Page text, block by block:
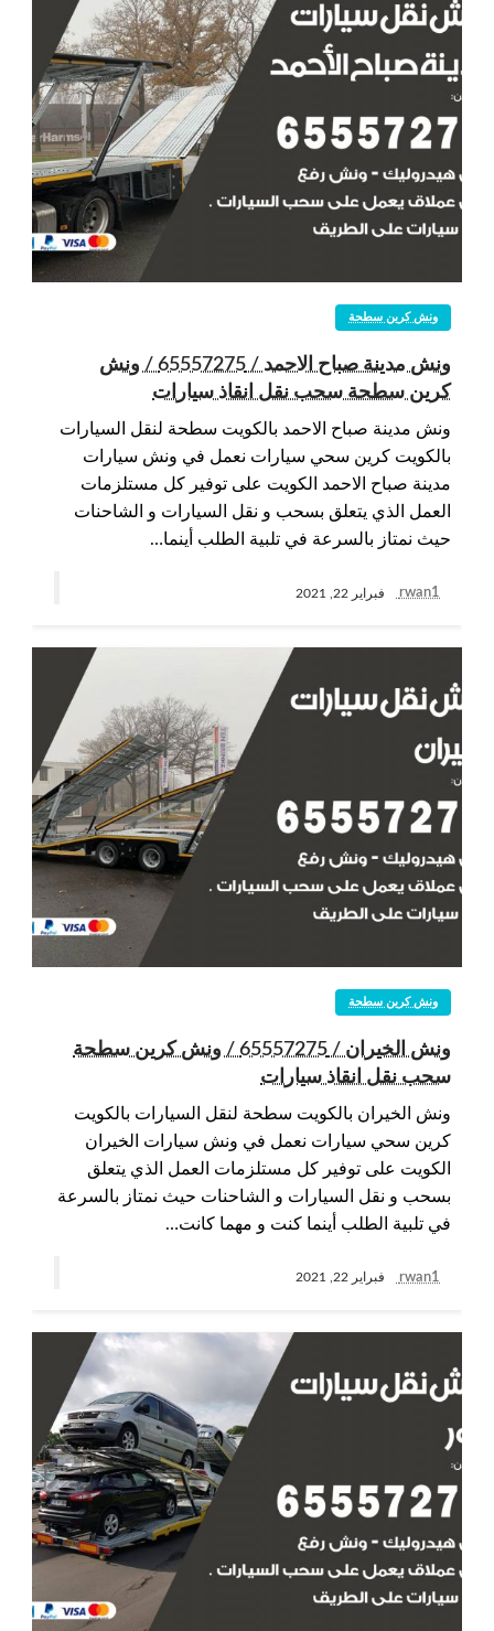
ونش كرين سطحة
ونش مدينة صباح الاحمد / 65557275 / ونش
كرين سطحة سحب نقل انقاذ سيارات
ونش مدينة صباح الاحمد بالكويت سطحة لنقل السيارات
بالكويت كرين سحي سيارات نعمل في ونش سيارات
مدينة صباح الاحمد الكويت على توفير كل مستلزمات
العمل الذي يتعلق بسحب و نقل السيارات و الشاحنات
حيث نمتاز بالسرعة في تلبية الطلب أينما…
rwan1 فبراير 22, 2021
ونش كرين سطحة
ونش الخيران / 65557275 / ونش كرين سطحة
سحب نقل انقاذ سيارات
ونش الخيران بالكويت سطحة لنقل السيارات بالكويت
كرين سحي سيارات نعمل في ونش سيارات الخيران
الكويت على توفير كل مستلزمات العمل الذي يتعلق
بسحب و نقل السيارات و الشاحنات حيث نمتاز بالسرعة
في تلبية الطلب أينما كنت و مهما كانت…
rwan1 فبراير 22, 2021